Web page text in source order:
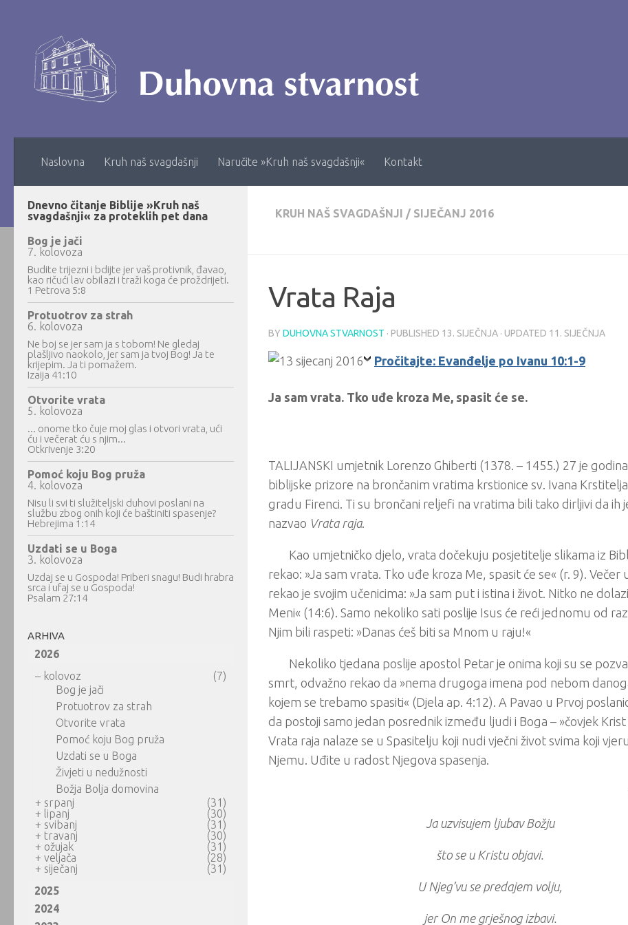
Naslovna Kruh naš svagdašnji Naručite »Kruh naš svagdašnji« Kontakt
KRUH NAŠ SVAGDAŠNJI / SIJEČANJ 2016
Vrata Raja
BY DUHOVNA STVARNOST · PUBLISHED 13. SIJEČNJA · UPDATED 11. SIJEČNJA
Pročitajte: Evanđelje po Ivanu 10:1-9
Ja sam vrata. Tko uđe kroza Me, spasit će se.
TALIJANSKI umjetnik Lorenzo Ghiberti (1378. – 1455.) 27 je
biblijske prizore na brončanim vratima krstionice sv. Ivana
gradu Firenci. Ti su brončani reljefi na vratima bili tako dirljivi da ih
nazvao Vrata raja.
Kao umjetničko djelo, vrata dočekuju posjetitelje slikama iz
rekao: »Ja sam vrata. Tko uđe kroza Me, spasit će se« (r. 9). Večer
rekao je svojim učenicima: »Ja sam put i istina i život. Nitko ne
Meni« (14:6). Samo nekoliko sati poslije Isus će reći jednomu od
Njim bili raspeti: »Danas ćeš biti sa Mnom u raju!«
Nekoliko tjedana poslije apostol Petar je onima koji su se
smrt, odvažno rekao da »nema drugoga imena pod nebom
kojem se trebamo spasiti« (Djela ap. 4:12). A Pavao u Prvoj
da postoji samo jedan posrednik između ljudi i Boga – »čovjek Krist
Vrata raja nalaze se u Spasitelju koji nudi vječni život svima koji
Njemu. Uđite u radost Njegova spasenja.
Ja uzvisujem ljubav Božju
što se u Kristu objavi.
U Njeg’vu se predajem volju,
jer On me grješnog izbavi.
Dnevno čitanje Biblije »Kruh naš
svagdašnji« za proteklih pet dana
Bog je jači
7. kolovoza
Budite trijezni i bdijte jer vaš protivnik, đavao,
kao ričući lav obilazi i traži koga će proždrijeti.
1 Petrova 5:8
Protuotrov za strah
6. kolovoza
Ne boj se jer sam ja s tobom! Ne gledaj
plašljivo naokolo, jer sam ja tvoj Bog! Ja te
krijepim. Ja ti pomažem.
Izaija 41:10
Otvorite vrata
5. kolovoza
... onome tko čuje moj glas i otvori vrata, ući
ću i večerat ću s njim...
Otkrivenje 3:20
Pomoć koju Bog pruža
4. kolovoza
Nisu li svi ti služiteljski duhovi poslani na
službu zbog onih koji će baštiniti spasenje?
Hebrejima 1:14
Uzdati se u Boga
3. kolovoza
Uzdaj se u Gospoda! Priberi snagu! Budi hrabra
srca i ufaj se u Gospoda!
Psalam 27:14
ARHIVA
2026
– kolovoz
(7)
Bog je jači
Protuotrov za strah
Otvorite vrata
Pomoć koju Bog pruža
Uzdati se u Boga
Živjeti u nedužnosti
Božja Bolja domovina
+ srpanj
(31)
+ lipanj
(30)
+ svibanj
(31)
+ travanj
(30)
+ ožujak
(31)
+ veljača
(28)
+ siječanj
(31)
2025
2024